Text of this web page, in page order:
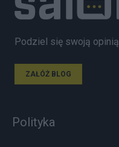
Podziel się swoją opinią
ZAŁÓŻ BLOG
Polityka